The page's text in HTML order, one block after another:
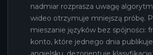
nadmiar rozprasza uwagę
wideo otrzymuje mniejszą próbę.
mieszanie języków bez spójności:
konto, które jednego dnia